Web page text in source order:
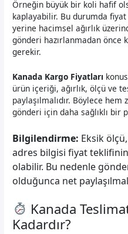
Örneğin büyük bir koli hafif
kaplayabilir. Bu durumda fiyat
yerine hacimsel ağırlık
gönderi hazırlanmadan önce
gerekir.
Kanada Kargo Fiyatları
ürün içeriği, ağırlık, ölçü ve
paylaşılmalıdır. Böylece
gönderi için daha sağlıklı bir
Bilgilendirme: Eksik ölçü,
adres bilgisi fiyat
olabilir. Bu nedenle
olduğunca net
Kanada
Kadardır?